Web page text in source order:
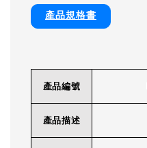
產品規格書
產品編號
產品描述